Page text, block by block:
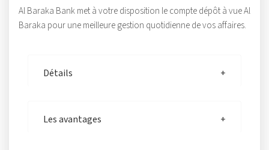
Al Baraka Bank met à votre disposition le compte dépôt à vue Al
Baraka pour une meilleure gestion quotidienne de vos affaires.
Détails
Les avantages